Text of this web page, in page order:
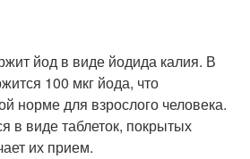
йод в виде йодида калия. В
100 мкг йода, что
норме для взрослого человека.
в виде таблеток, покрытых
их прием.